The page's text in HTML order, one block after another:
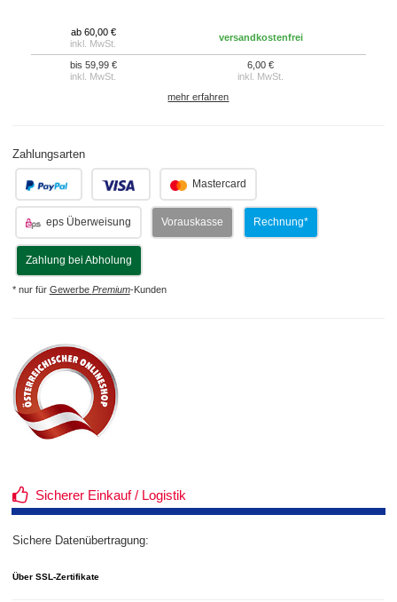
ab 60,00 €
inkl. MwSt.
versandkostenfrei
bis 59,99 €
inkl. MwSt.
6,00 €
inkl. MwSt.
mehr erfahren
Zahlungsarten
Mastercard
eps Überweisung Vorauskasse Rechnung*
Zahlung bei Abholung
* nur für Gewerbe Premium-Kunden
Sicherer Einkauf / Logistik
Sichere Datenübertragung:
Über SSL-Zertifikate